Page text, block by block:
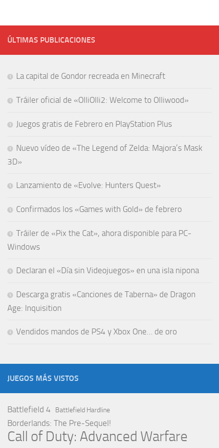
ÚLTIMAS PUBLICACIONES
La capital de Gondor recreada en Minecraft
Tráiler oficial de «OlliOlli2: Welcome to Olliwood»
Juegos gratis de Febrero en PlayStation Plus
Nuevo vídeo de «The Legend of Zelda: Majora’s Mask
3D»
Lanzamiento de «Evolve: Hunters Quest»
Confirmados los «Games with Gold» de febrero
Tráiler de «Pix the Cat», ahora disponible para PC-
Windows
Declaran el «Día sin Videojuegos» en una isla nipona
Descarga gratis «Canciones de Taberna» de Dragon
Age: Inquisition
Vendidos mandos de PS4 y Xbox One… de oro
JUEGOS MÁS VISTOS
Battlefield 4 Battlefield Hardline
Borderlands: The Pre-Sequel!
Call of Duty: Advanced Warfare